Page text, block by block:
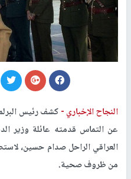
النجاح الإخباري -كشف رئيس
عن التماس قدمته عائلة وزير
العراقي الراحل صدام حسين،
من ظروف صحية.